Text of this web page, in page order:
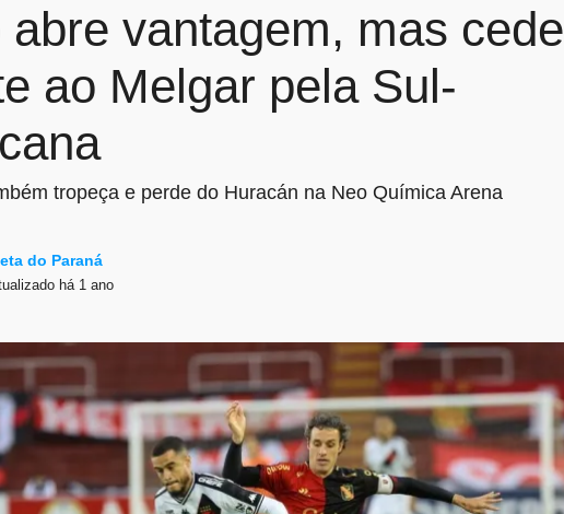
abre vantagem, mas cede
ao Melgar pela Sul-
tropeça e perde do Huracán na Neo Química Arena
do Paraná
há 1 ano